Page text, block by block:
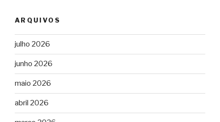
ARQUIVOS
julho 2026
junho 2026
maio 2026
abril 2026